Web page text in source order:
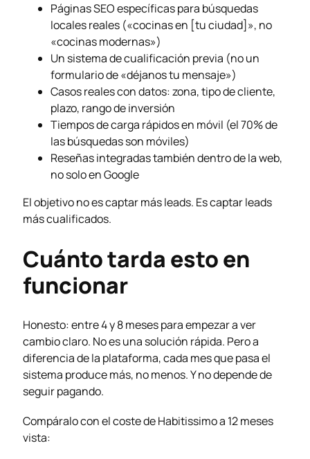
Páginas SEO específicas para búsquedas
locales reales («cocinas en [tu ciudad]», no
«cocinas modernas»)
Un sistema de cualificación previa (no un
formulario de «déjanos tu mensaje»)
Casos reales con datos: zona, tipo de cliente,
plazo, rango de inversión
Tiempos de carga rápidos en móvil (el 70% de
las búsquedas son móviles)
Reseñas integradas también dentro de la web,
no solo en Google
El objetivo no es captar más leads. Es captar leads
más cualificados.
Cuánto tarda esto en
funcionar
Honesto: entre 4 y 8 meses para empezar a ver
cambio claro. No es una solución rápida. Pero a
diferencia de la plataforma, cada mes que pasa el
sistema produce más, no menos. Y no depende de
seguir pagando.
Compáralo con el coste de Habitissimo a 12 meses
vista: